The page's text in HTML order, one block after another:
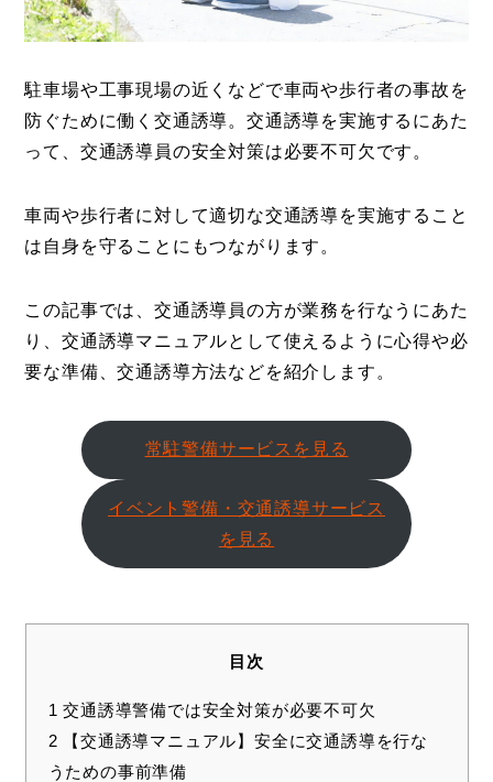
駐車場や工事現場の近くなどで車両や歩行者の事故を
防ぐために働く交通誘導。交通誘導を実施するにあた
って、交通誘導員の安全対策は必要不可欠です。
車両や歩行者に対して適切な交通誘導を実施すること
は自身を守ることにもつながります。
この記事では、交通誘導員の方が業務を行なうにあた
り、交通誘導マニュアルとして使えるように心得や必
要な準備、交通誘導方法などを紹介します。
常駐警備サービスを見る
イベント警備・交通誘導サービス
を見る
目次
1 交通誘導警備では安全対策が必要不可欠
2 【交通誘導マニュアル】安全に交通誘導を行な
うための事前準備